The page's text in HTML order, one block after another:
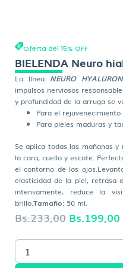
Oferta del 15% OFF
BIELENDA Neuro
La línea NEURO HYALURON
impulsos nerviosos
y profundidad de la arruga se
Para el rejuvenecimiento
Para pieles maduras y
Se aplica todas las mañanas
la cara, cuello y escote.
el contorno de los
elasticidad de la piel, retrasa
intensamente, reduce la
brillo.Tamaño: 50 ml.
Bs.233,00 El
Bs.199,00
BIELENDA
Neuro